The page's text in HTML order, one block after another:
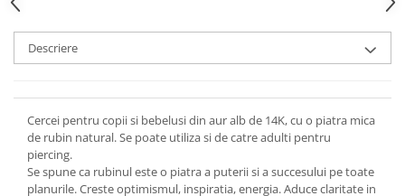
Descriere
Cercei pentru copii si bebelusi din aur alb de 14K, cu o piatra mica
de rubin natural. Se poate utiliza si de catre adulti pentru
piercing.
Se spune ca rubinul este o piatra a puterii si a succesului pe toate
planurile. Creste optimismul, inspiratia, energia. Aduce claritate in